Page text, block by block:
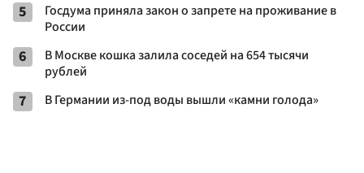
5
Госдума приняла закон о запрете на проживание в
России
6
В Москве кошка залила соседей на 654 тысячи
рублей
7 В Германии из-под воды вышли «камни голода»